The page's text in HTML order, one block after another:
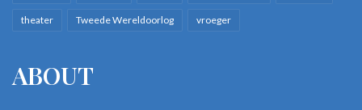
theater Tweede Wereldoorlog vroeger
ABOUT